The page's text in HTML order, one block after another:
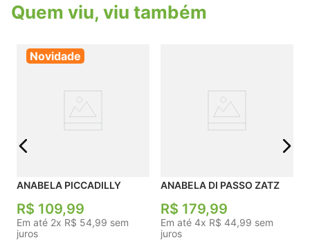
Quem viu, viu também
Novidade
ANABELA PICCADILLY
R$ 109,99
Em até 2x R$ 54,99 sem
juros
ANABELA DI PASSO ZATZ
R$ 179,99
Em até 4x R$ 44,99 sem
juros